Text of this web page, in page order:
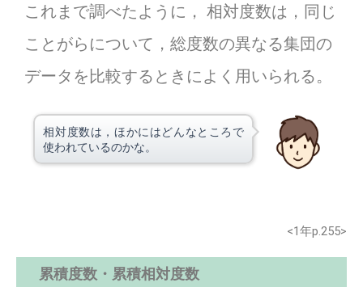
これまで調べたように， 相対度数は，同じ
ことがらについて，総度数の異なる集団の
データを比較するときによく用いられる。
相対度数は，ほかにはどんなところで
使われているのかな。
<1年p.255>
累積度数・累積相対度数